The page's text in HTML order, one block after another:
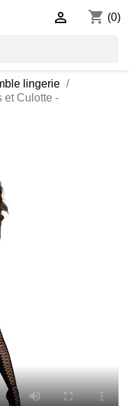
shopping_cart (0)

lingerie
et Culotte -